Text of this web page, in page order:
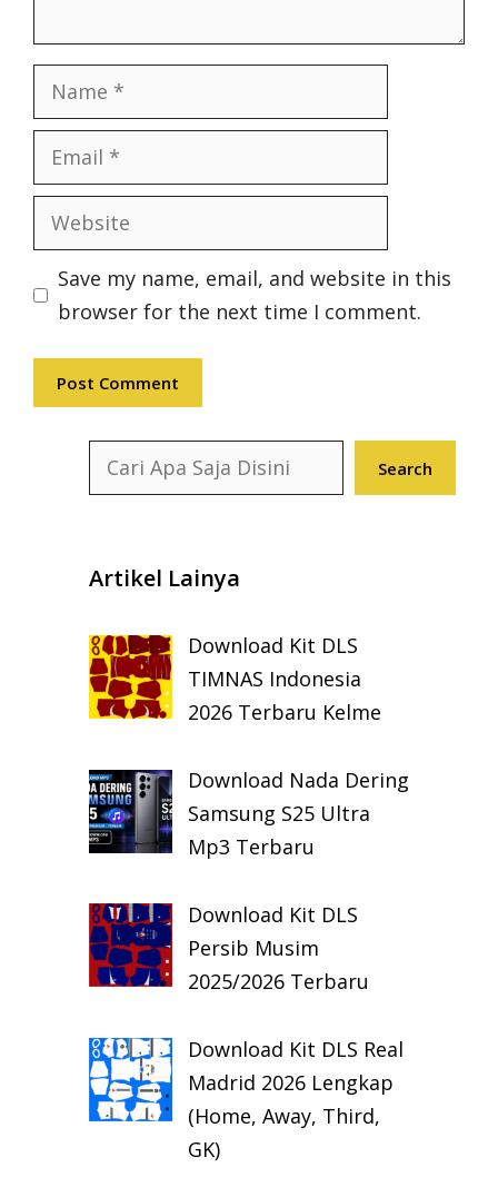
Name
Email
Website
Save my name, email, and website in this
browser for the next time I comment.
Search Search
Artikel Lainya
Download Kit DLS
TIMNAS Indonesia
2026 Terbaru Kelme
Download Nada Dering
Samsung S25 Ultra
Mp3 Terbaru
Download Kit DLS
Persib Musim
2025/2026 Terbaru
Download Kit DLS Real
Madrid 2026 Lengkap
(Home, Away, Third,
GK)